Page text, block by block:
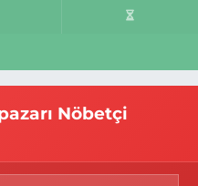
Nöbetçi